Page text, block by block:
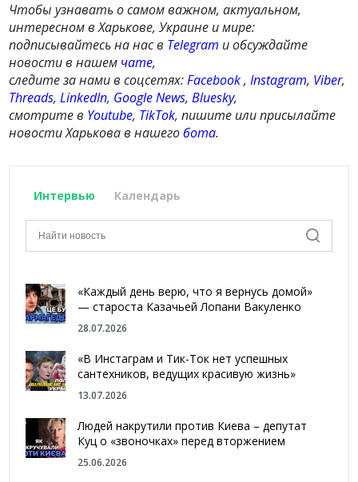
Чтобы узнавать о самом важном, актуальном,
интересном в Харькове, Украине и мире:
подписывайтесь на нас в Telegram и обсуждайте
новости в нашем чате,
следите за нами в соцсетях:Facebook,Instagram, Viber,
Threads,LinkedIn, Google News,Bluesky,
смотрите в Youtube, TikTok, пишите или присылайте
новости Харькова в нашегобота.
Интервью Календарь
«Каждый день верю, что я вернусь домой»
— староста Казачьей Лопани Вакуленко
28.07.2026
«В Инстаграм и Тик-Ток нет успешных
сантехников, ведущих красивую жизнь»
13.07.2026
Людей накрутили против Киева – депутат
Куц о «звоночках» перед вторжением
25.06.2026